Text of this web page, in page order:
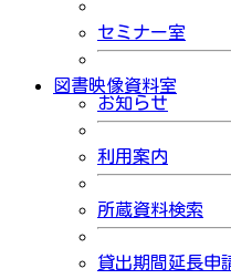
セミナー室
図書映像資料室
お知らせ
利用案内
所蔵資料検索
貸出期間延長申